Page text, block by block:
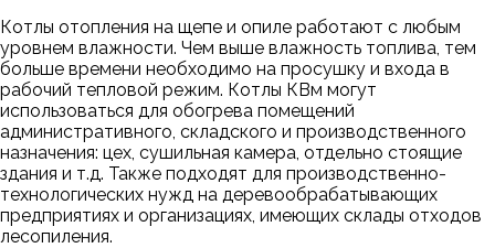
Котлы отопления на щепе и опиле работают с любым
уровнем влажности. Чем выше влажность топлива, тем
больше времени необходимо на просушку и входа в
рабочий тепловой режим. Котлы КВм могут
использоваться для обогрева помещений
административного, складского и производственного
назначения: цех, сушильная камера, отдельно стоящие
здания и т.д. Также подходят для производственно-
технологических нужд на деревообрабатывающих
предприятиях и организациях, имеющих склады отходов
лесопиления.